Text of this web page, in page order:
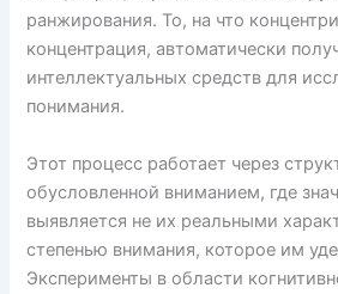
ранжирования. То, на что
концентрация, автоматически
интеллектуальных средств для
понимания.
Этот процесс работает через
обусловленной вниманием, где
выявляется не их реальными
степенью внимания, которое им
Эксперименты в области